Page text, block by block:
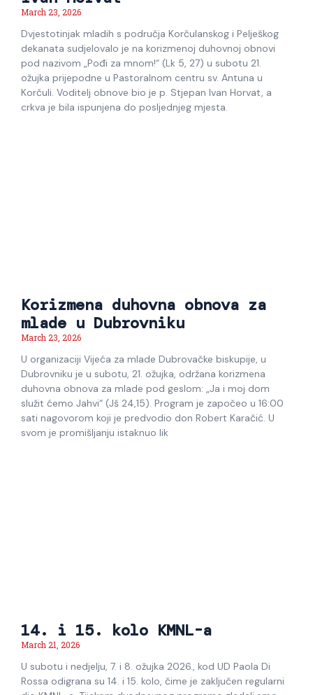
March 23, 2026
Dvjestotinjak mladih s područja Korčulanskog i Pelješkog
dekanata sudjelovalo je na korizmenoj duhovnoj obnovi
pod nazivom „Pođi za mnom!“ (Lk 5, 27) u subotu 21.
ožujka prijepodne u Pastoralnom centru sv. Antuna u
Korčuli. Voditelj obnove bio je p. Stjepan Ivan Horvat, a
crkva je bila ispunjena do posljednjeg mjesta.
Korizmena duhovna obnova za
mlade u Dubrovniku
March 23, 2026
U organizaciji Vijeća za mlade Dubrovačke biskupije, u
Dubrovniku je u subotu, 21. ožujka, održana korizmena
duhovna obnova za mlade pod geslom: „Ja i moj dom
služit ćemo Jahvi“ (Jš 24,15). Program je započeo u 16:00
sati nagovorom koji je predvodio don Robert Karačić. U
svom je promišljanju istaknuo lik
14. i 15. kolo KMNL-a
March 21, 2026
U subotu i nedjelju, 7. i 8. ožujka 2026., kod UD Paola Di
Rossa odigrana su 14. i 15. kolo, čime je zaključen regularni